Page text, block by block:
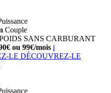
Couple
SANS CARBURANT
ou 99€/mois i
LE DÉCOUVREZ-LE